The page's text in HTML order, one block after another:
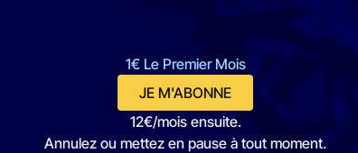
1€ Le Premier Mois
JE M'ABONNE
12€/mois ensuite.
Annulez ou mettez en pause à tout moment.